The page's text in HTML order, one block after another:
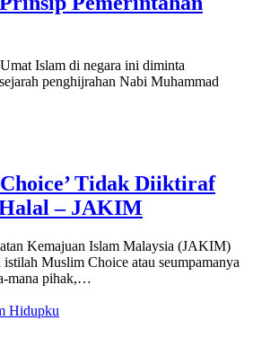
Islam di negara ini diminta
penghijrahan Nabi Muhammad
Tidak Diiktiraf
Halal – JAKIM
Kemajuan Islam Malaysia (JAKIM)
istilah Muslim Choice atau seumpamanya
mana pihak,…